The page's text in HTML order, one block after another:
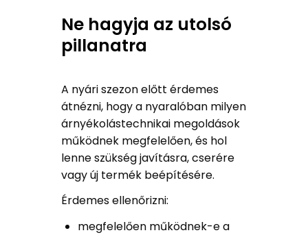
Ne hagyja az utolsó
pillanatra
A nyári szezon előtt érdemes
átnézni, hogy a nyaralóban milyen
árnyékolástechnikai megoldások
működnek megfelelően, és hol
lenne szükség javításra, cserére
vagy új termék beépítésére.
Érdemes ellenőrizni:
megfelelően működnek-e a